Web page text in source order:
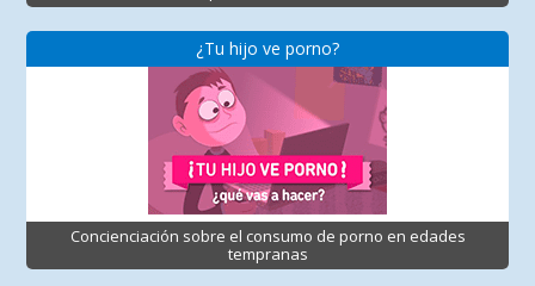
¿Tu hijo ve porno?
Concienciación sobre el consumo de porno en edades
tempranas